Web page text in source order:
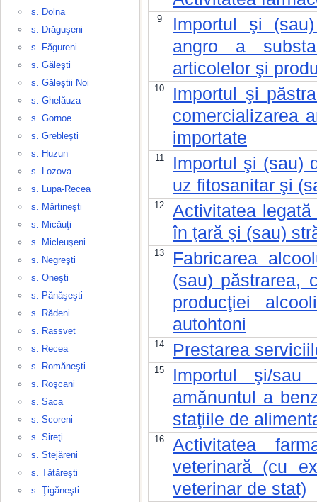
s. Dolna
s. Drăguşeni
s. Făgureni
s. Găleşti
s. Găleştii Noi
s. Ghelăuza
s. Gornoe
s. Grebleşti
s. Huzun
s. Lozova
s. Lupa-Recea
s. Mărtineşti
s. Micăuţi
s. Micleuşeni
s. Negreşti
s. Oneşti
s. Pănăşeşti
s. Rădeni
s. Rassvet
s. Recea
s. Romăneşti
s. Roşcani
s. Saca
s. Scoreni
s. Sireţi
s. Stejăreni
s. Tătăreşti
s. Ţigăneşti
9
Importul şi
angro a
articolelor şi
10
Importul şi
comercializarea
importate
11
Importul şi (sau)
uz fitosanitar şi
12
Activitatea
în ţară şi (sau)
13
Fabricarea
(sau) păstrarea,
producţiei
autohtoni
14 Prestarea
15
Importul şi/
amănuntul a
staţiile de
16
Activitatea
veterinară (cu
veterinar de stat)